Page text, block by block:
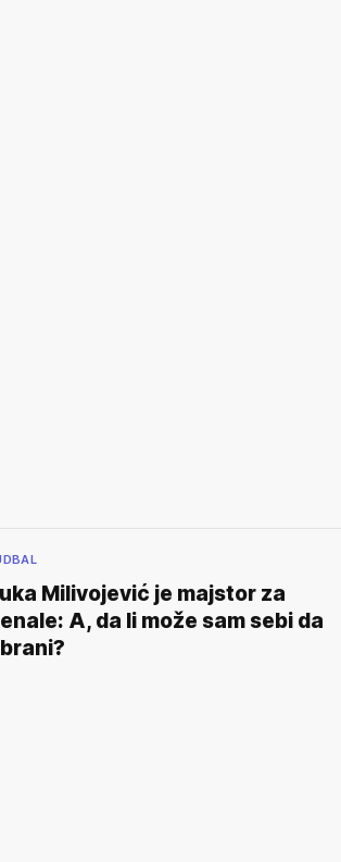
Milivojević je majstor za
A, da li može sam sebi da